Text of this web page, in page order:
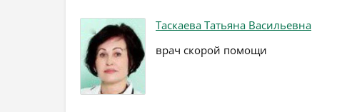
Таскаева Татьяна Васильевна
врач скорой помощи